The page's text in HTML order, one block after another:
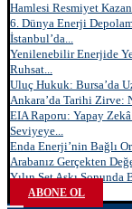
Hamlesi Resmiyet
6. Dünya Enerji
İstanbul’da...
Yenilenebilir Enerjide
Ruhsat...
Uluç Hukuk: Bursa’da
Ankara’da Tarihi Zirve:
EIA Raporu: Yapay
Seviyeye...
Enda Enerji’nin Bağlı
Arabanız Gerçekten
Yılın Set Aşkı
ABONE OL